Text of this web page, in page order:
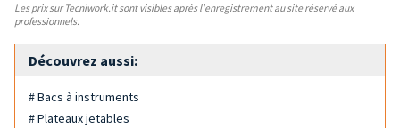
Les prix sur Tecniwork.it sont visibles après l'enregistrement au site réservé aux
professionnels.
Découvrez aussi:
# Bacs à instruments
# Plateaux jetables